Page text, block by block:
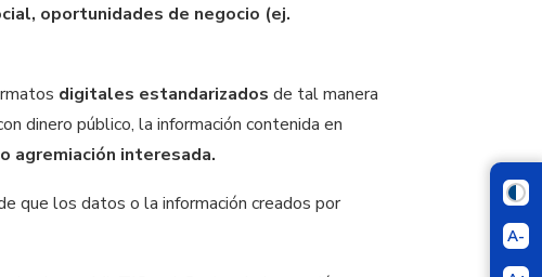
A-
oportunidades de negocio (ej.
digitales estandarizados de tal manera
dinero público, la información contenida en
agremiación interesada.
que los datos o la información creados por